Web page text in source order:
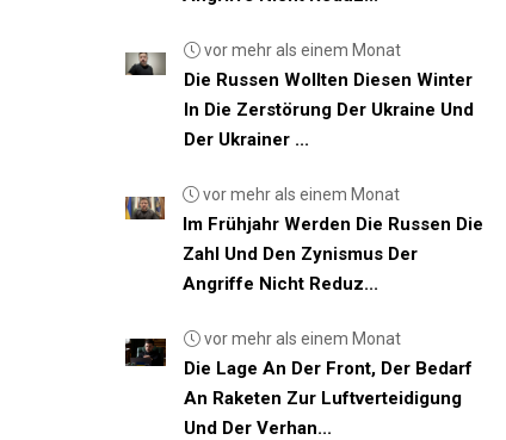
vor mehr als einem Monat
Die Russen Wollten Diesen Winter
In Die Zerstörung Der Ukraine Und
Der Ukrainer ...
vor mehr als einem Monat
Im Frühjahr Werden Die Russen Die
Zahl Und Den Zynismus Der
Angriffe Nicht Reduz...
vor mehr als einem Monat
Die Lage An Der Front, Der Bedarf
An Raketen Zur Luftverteidigung
Und Der Verhan...